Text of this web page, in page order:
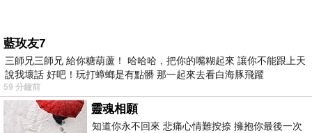
藍玫友7
三師兄三師兄 給你糖葫蘆！ 哈哈哈，把你的嘴糊起來 讓你不能跟上天
說我壞話 好吧！玩打蟑螂是有點髒 那一起來去看白海豚飛躍
59 分鐘前
靈魂相願
知道你永不回來 悲痛心情難按捺 擁抱你最後一次